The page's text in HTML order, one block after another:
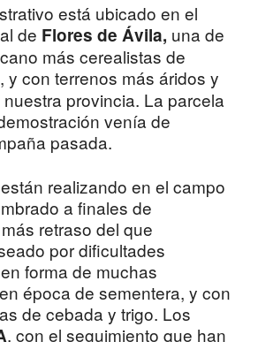
está ubicado en el
de Flores de Ávila, una de
más cerealistas de
, y con terrenos más áridos y
provincia. La parcela
venía de
pasada.
realizando en el campo
a finales de
retraso del que
por dificultades
forma de muchas
época de sementera, y con
de cebada y trigo. Los
, con el seguimiento que han